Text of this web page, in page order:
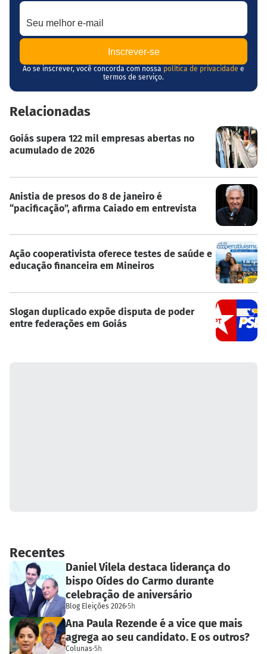
Seu melhor e-mail
Ao se inscrever, você concorda com nossa política de privacidade e
termos de serviço.
Relacionadas
Goiás supera 122 mil empresas abertas no
acumulado de 2026
Anistia de presos do 8 de janeiro é
“pacificação”, afirma Caiado em entrevista
Ação cooperativista oferece testes de saúde e
educação financeira em Mineiros
Slogan duplicado expõe disputa de poder
entre federações em Goiás
Recentes
Daniel Vilela destaca liderança do
bispo Oídes do Carmo durante
celebração de aniversário
Blog Eleições 2026·5h
Ana Paula Rezende é a vice que mais
agrega ao seu candidato. E os outros?
Colunas·5h